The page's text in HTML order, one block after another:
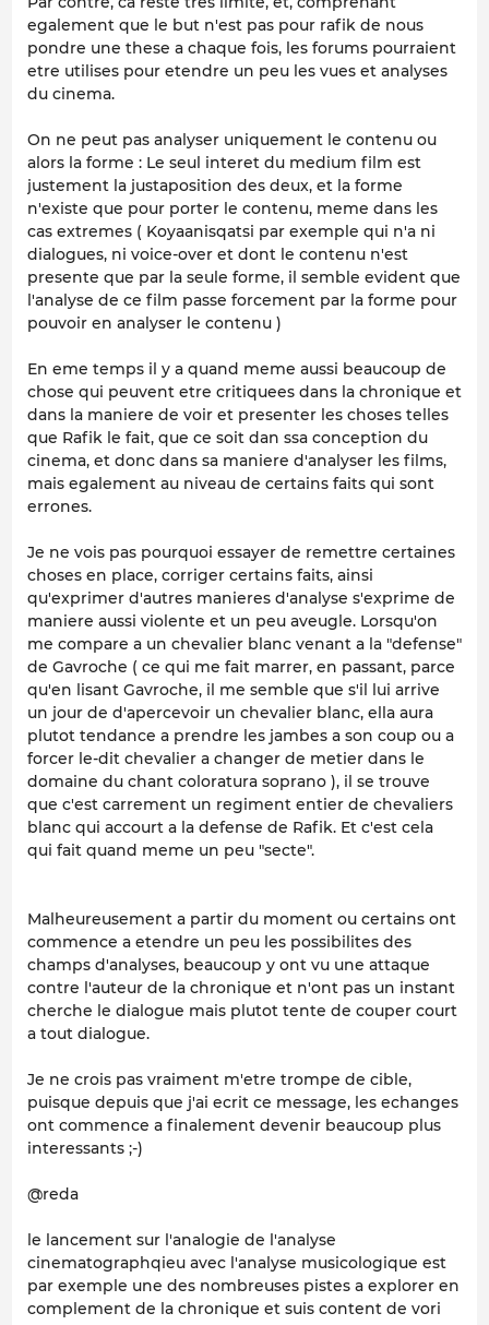
egalement que le but n'est pas pour rafik de nous
pondre une these a chaque fois, les forums pourraient
etre utilises pour etendre un peu les vues et analyses
du cinema.
On ne peut pas analyser uniquement le contenu ou
alors la forme : Le seul interet du medium film est
justement la justaposition des deux, et la forme
n'existe que pour porter le contenu, meme dans les
cas extremes ( Koyaanisqatsi par exemple qui n'a ni
dialogues, ni voice-over et dont le contenu n'est
presente que par la seule forme, il semble evident que
l'analyse de ce film passe forcement par la forme pour
pouvoir en analyser le contenu )
En eme temps il y a quand meme aussi beaucoup de
chose qui peuvent etre critiquees dans la chronique et
dans la maniere de voir et presenter les choses telles
que Rafik le fait, que ce soit dan ssa conception du
cinema, et donc dans sa maniere d'analyser les films,
mais egalement au niveau de certains faits qui sont
errones.
Je ne vois pas pourquoi essayer de remettre certaines
choses en place, corriger certains faits, ainsi
qu'exprimer d'autres manieres d'analyse s'exprime de
maniere aussi violente et un peu aveugle. Lorsqu'on
me compare a un chevalier blanc venant a la "defense"
de Gavroche ( ce qui me fait marrer, en passant, parce
qu'en lisant Gavroche, il me semble que s'il lui arrive
un jour de d'apercevoir un chevalier blanc, ella aura
plutot tendance a prendre les jambes a son coup ou a
forcer le-dit chevalier a changer de metier dans le
domaine du chant coloratura soprano ), il se trouve
que c'est carrement un regiment entier de chevaliers
blanc qui accourt a la defense de Rafik. Et c'est cela
qui fait quand meme un peu "secte".
Malheureusement a partir du moment ou certains ont
commence a etendre un peu les possibilites des
champs d'analyses, beaucoup y ont vu une attaque
contre l'auteur de la chronique et n'ont pas un instant
cherche le dialogue mais plutot tente de couper court
a tout dialogue.
Je ne crois pas vraiment m'etre trompe de cible,
puisque depuis que j'ai ecrit ce message, les echanges
ont commence a finalement devenir beaucoup plus
interessants ;-)
@reda
le lancement sur l'analogie de l'analyse
cinematographqieu avec l'analyse musicologique est
par exemple une des nombreuses pistes a explorer en
complement de la chronique et suis content de vori